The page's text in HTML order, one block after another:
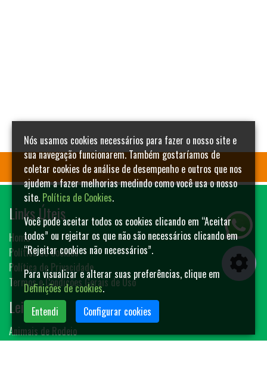
Links Úteis
Home
Política de Cookies
Política de Privacidade
Termos e Condições Gerais de Uso
Leilões
Animais de Rodeio
Nós usamos cookies necessários para fazer o nosso site e
sua navegação funcionarem. Também gostaríamos de
coletar cookies de análise de desempenho e outros que nos
ajudem a fazer melhorias medindo como você usa o nosso
site. Política de Cookies.
Você pode aceitar todos os cookies clicando em “Aceitar
todos” ou rejeitar os que não são necessários clicando em
“Rejeitar cookies não necessários”.
Para visualizar e alterar suas preferências, clique em
Definições de cookies.
Entendi
Configurar cookies